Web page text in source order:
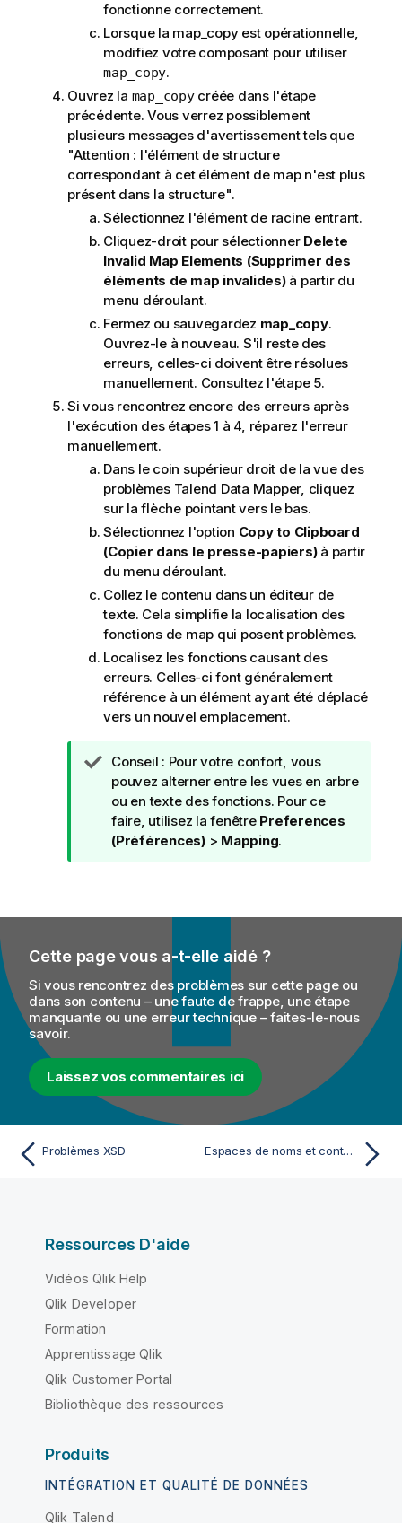
fonctionne correctement.
Lorsque la map_copy est opérationnelle,
modifiez votre composant pour utiliser
map_copy.
Ouvrez la map_copycréée dans l'étape
précédente. Vous verrez possiblement
plusieurs messages d'avertissement tels que
"Attention : l'élément de structure
correspondant à cet élément de map n'est plus
présent dans la structure".
Sélectionnez l'élément de racine entrant.
Cliquez-droit pour sélectionner Delete
Invalid Map Elements (Supprimer des
éléments de map invalides)à partir du
menu déroulant.
Fermez ou sauvegardez map_copy.
Ouvrez-le à nouveau. S'il reste des
erreurs, celles-ci doivent être résolues
manuellement. Consultez l'étape 5.
Si vous rencontrez encore des erreurs après
l'exécution des étapes 1 à 4, réparez l'erreur
manuellement.
Dans le coin supérieur droit de la vue des
problèmes Talend Data Mapper, cliquez
sur la flèche pointant vers le bas.
Sélectionnez l'option Copy to Clipboard
(Copier dans le presse-papiers)à partir
du menu déroulant.
Collez le contenu dans un éditeur de
texte. Cela simplifie la localisation des
fonctions de map qui posent problèmes.
Localisez les fonctions causant des
erreurs. Celles-ci font généralement
référence à un élément ayant été déplacé
vers un nouvel emplacement.
N
o
t
e
I
r
a
t
i
o
s
Conseil : Pour votre confort, vous
pouvez alterner entre les vues en arbre
ou en texte des fonctions. Pour ce
faire, utilisez la fenêtre Preferences
(Préférences)> Mapping.
Cette page vous a-t-elle aidé ?
Si vous rencontrez des problèmes sur cette page ou
dans son contenu – une faute de frappe, une étape
manquante ou une erreur technique – faites-le-nous
savoir.
Laissez vos commentaires ici
Problèmes XSD Espaces de noms et conteneurs d'espaces de noms XML
Ressources D'aide
Vidéos Qlik Help
Qlik Developer
Formation
Apprentissage Qlik
Qlik Customer Portal
Bibliothèque des ressources
Produits
INTÉGRATION ET QUALITÉ DE DONNÉES
Qlik Talend